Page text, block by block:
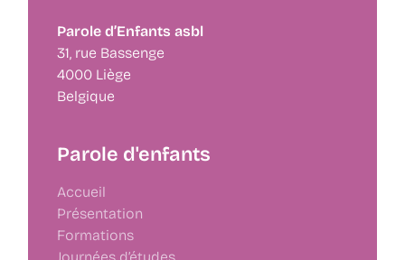
Parole d’Enfants asbl
31, rue Bassenge
4000 Liège
Belgique
Parole d'enfants
Accueil
Présentation
Formations